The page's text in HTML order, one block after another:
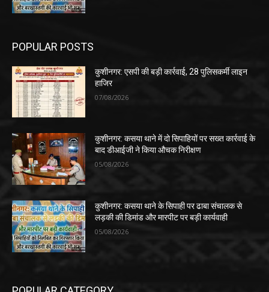
POPULAR POSTS
कुशीनगर: एसपी की बड़ी कार्रवाई, 28 पुलिसकर्मी लाइन
हाजिर
07/08/2026
कुशीनगर: कसया थाने में दो सिपाहियों पर सख्त कार्रवाई के
बाद डीआईजी ने किया औचक निरीक्षण
05/08/2026
कुशीनगर: कसया थाने के सिपाही पर ढाबा संचालक से
लड़की की डिमांड और मारपीट पर बड़ी कार्यवाही
05/08/2026